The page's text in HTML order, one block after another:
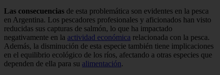
Las consecuencias de esta problemática son evidentes en la pesca
en Argentina. Los pescadores profesionales y aficionados han visto
reducidas sus capturas de salmón, lo que ha impactado
negativamente en la actividad económica relacionada con la pesca.
Además, la disminución de esta especie también tiene implicaciones
en el equilibrio ecológico de los ríos, afectando a otras especies que
dependen de ella para su alimentación.